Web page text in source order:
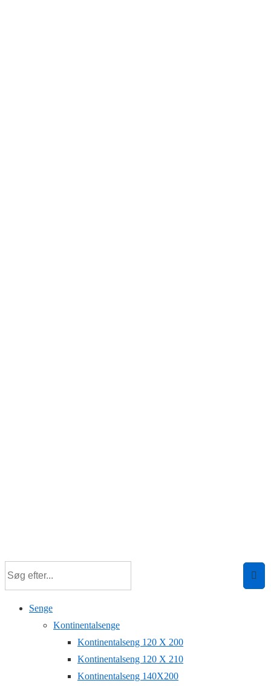
Senge
Kontinentalsenge
Kontinentalseng 120 X 200
Kontinentalseng 120 X 210
Kontinentalseng 140X200